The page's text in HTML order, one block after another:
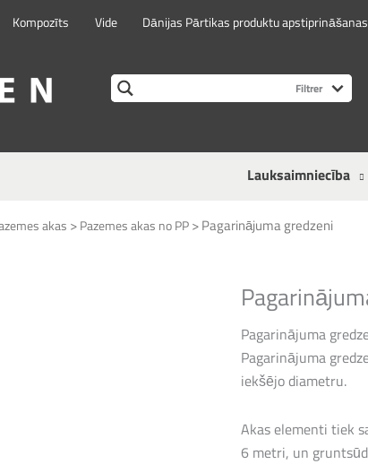
Kompozīts Vide Dānijas Pārtikas produktu
Lauksaimniecība
akas > Pazemes akas no PP >Pagarinājuma gredzeni
Pagarinājuma
Pagarinājuma
iekšējo diametru.
Akas elementi tiek
6 metri, un